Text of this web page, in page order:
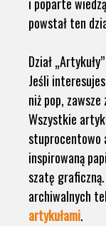
powstał ten
Dział
Jeśli
niż pop,
Wszystkie
stuprocentowo
inspirowaną
szatę
archiwalnych
artykułami.